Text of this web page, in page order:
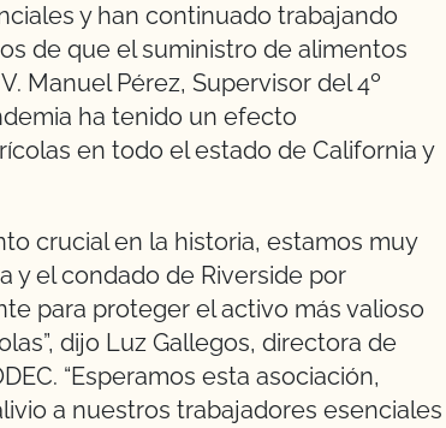
y han continuado trabajando
de que el suministro de alimentos
Manuel Pérez, Supervisor del 4º
ha tenido un efecto
en todo el estado de California y
crucial en la historia, estamos muy
y el condado de Riverside por
para proteger el activo más valioso
dijo Luz Gallegos, directora de
“Esperamos esta asociación,
a nuestros trabajadores esenciales